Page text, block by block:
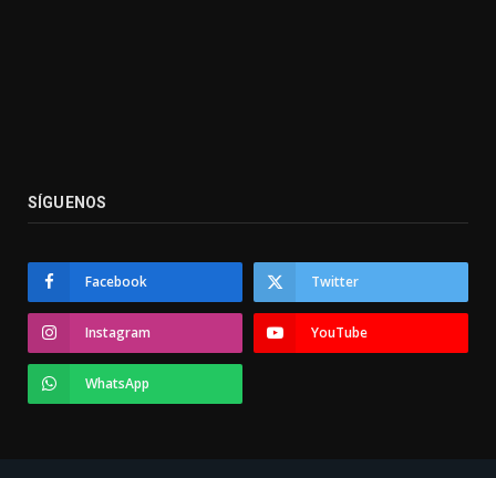
SÍGUENOS
Facebook Twitter
Instagram YouTube
WhatsApp